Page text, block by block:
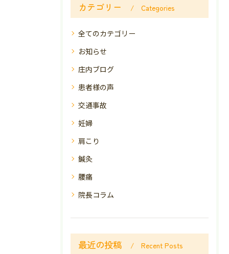
カテゴリー Categories
全てのカテゴリー
お知らせ
庄内ブログ
患者様の声
交通事故
妊婦
肩こり
鍼灸
腰痛
院長コラム
最近の投稿 Recent Posts